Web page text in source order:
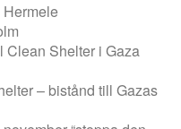
Clean Shelter i Gaza
– bistånd till Gazas